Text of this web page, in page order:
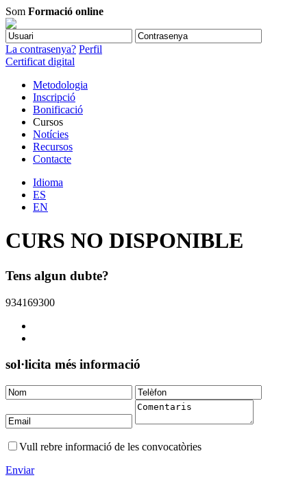
Som Formació online
La contrasenya? Perfil
Certificat digital
Metodologia
Inscripció
Bonificació
Cursos
Notícies
Recursos
Contacte
Idioma
ES
EN
CURS NO DISPONIBLE
Tens algun dubte?
934169300
sol·licita més informació
Vull rebre informació de les convocatòries
Enviar